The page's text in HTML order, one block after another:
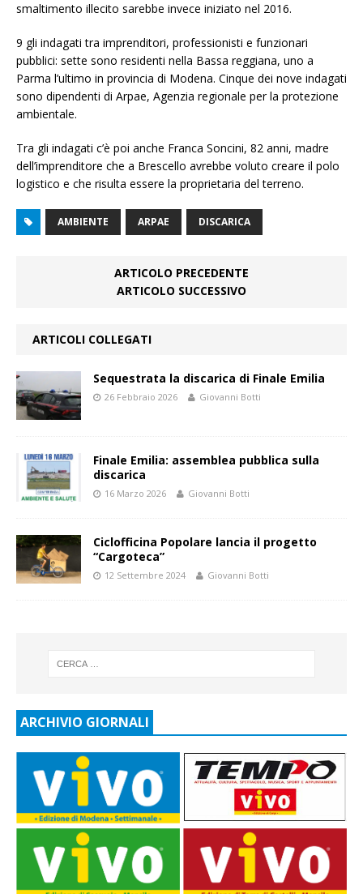
smaltimento illecito sarebbe invece iniziato nel 2016.
9 gli indagati tra imprenditori, professionisti e funzionari
pubblici: sette sono residenti nella Bassa reggiana, uno a
Parma l’ultimo in provincia di Modena. Cinque dei nove indagati
sono dipendenti di Arpae, Agenzia regionale per la protezione
ambientale.
Tra gli indagati c’è poi anche Franca Soncini, 82 anni, madre
dell’imprenditore che a Brescello avrebbe voluto creare il polo
logistico e che risulta essere la proprietaria del terreno.
AMBIENTE ARPAE DISCARICA
ARTICOLO PRECEDENTE
ARTICOLO SUCCESSIVO
ARTICOLI COLLEGATI
Sequestrata la discarica di Finale Emilia
26 Febbraio 2026 Giovanni Botti
Finale Emilia: assemblea pubblica sulla
discarica
16 Marzo 2026 Giovanni Botti
Ciclofficina Popolare lancia il progetto
“Cargoteca”
12 Settembre 2024 Giovanni Botti
ARCHIVIO GIORNALI